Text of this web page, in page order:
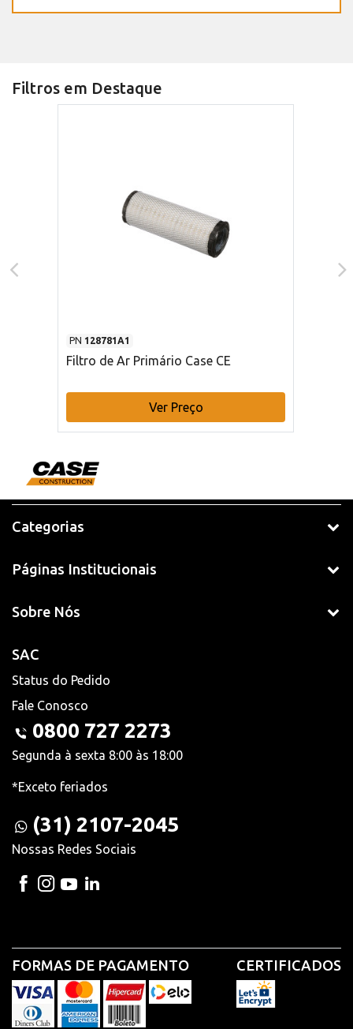
Filtros em Destaque
PN 128781A1
Filtro de Ar Primário Case CE
Ver Preço
Categorias
Páginas Institucionais
Sobre Nós
SAC
Status do Pedido
Fale Conosco
0800 727 2273
Segunda à sexta 8:00 às 18:00
*Exceto feriados
(31) 2107-2045
Nossas Redes Sociais
FORMAS DE PAGAMENTO CERTIFICADOS